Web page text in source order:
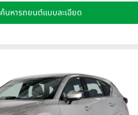
ค้นหารถยนต์แบบละเอียด